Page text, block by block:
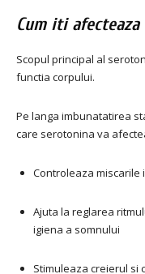
Cum iti
Scopul principal al
functia corpului.
Pe langa imbunatatirea
care serotonina va
Controleaza
Ajuta la reglarea
igiena a somnului
Stimuleaza creierul si